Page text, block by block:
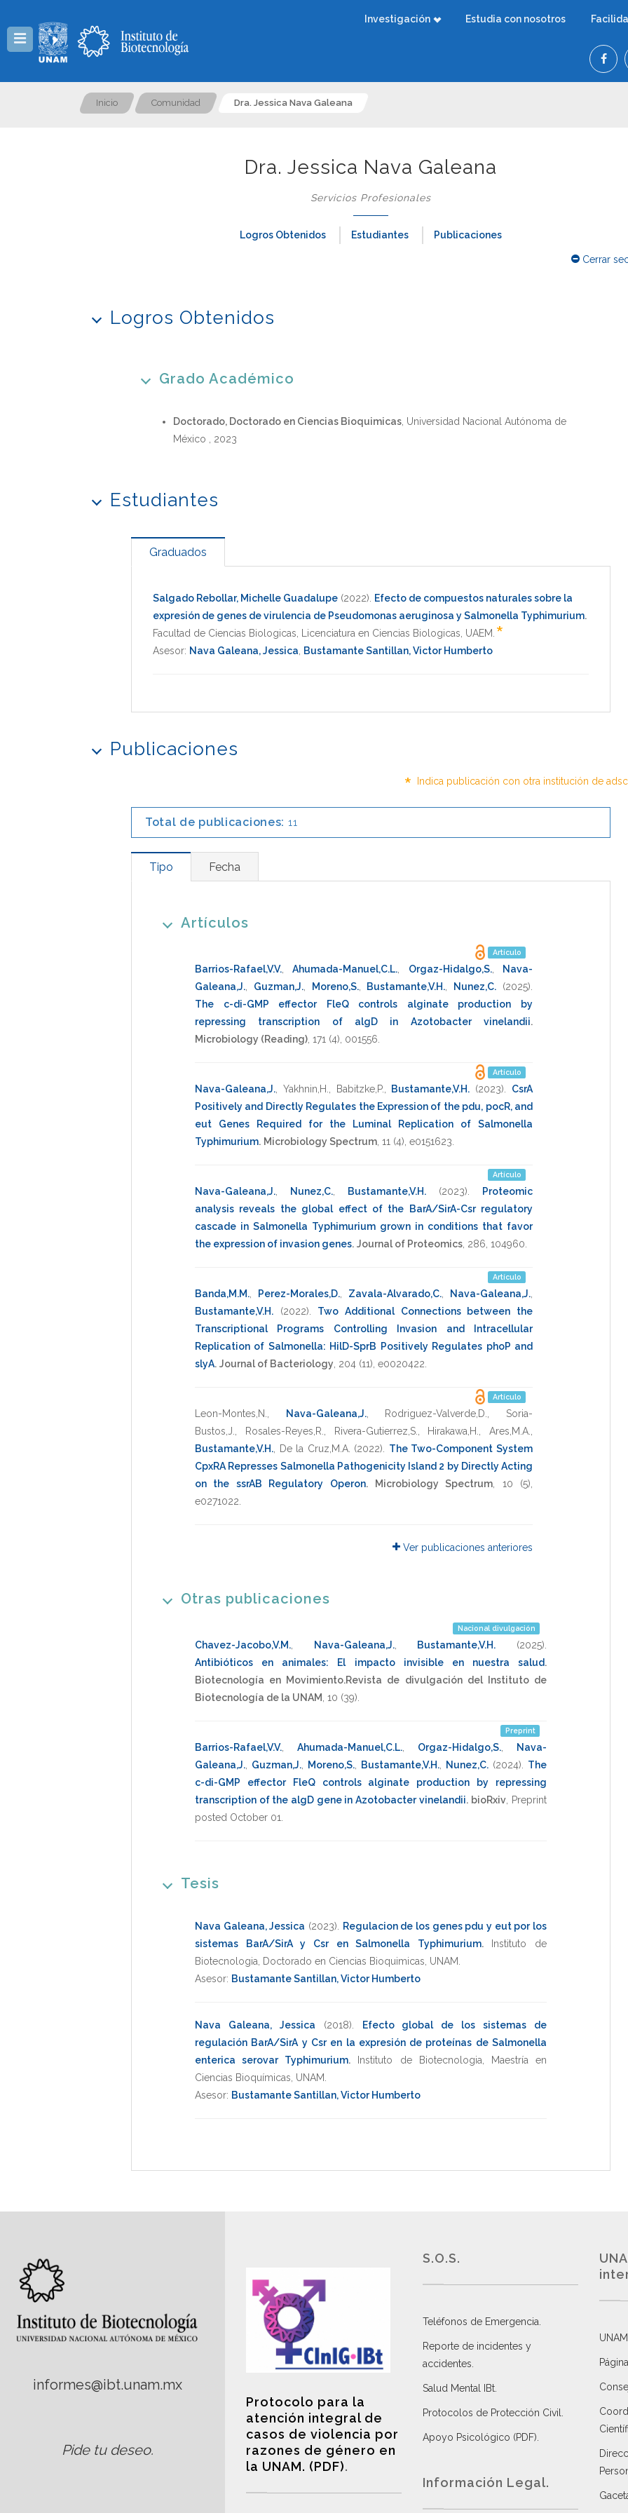
Investigación Estudia con nosotros
Inicio Comunidad Dra. Jessica Nava Galeana
Dra. Jessica Nava Galeana
Servicios Profesionales
Logros Obtenidos Estudiantes Publicaciones
Cerrar
Logros Obtenidos
Grado Académico
Doctorado, Doctorado en Ciencias Bioquimicas , Universidad Nacional Autónoma de
México , 2023
Estudiantes
Graduados
Salgado Rebollar, Michelle Guadalupe (2022)
Efecto de compuestos naturales sobre la
expresión de genes de virulencia de Pseudomonas aeruginosa y Salmonella Typhimurium.
Facultad de Ciencias Biologicas
Licenciatura en Ciencias Biologicas UAEM *
Asesor: Nava Galeana, Jessica Bustamante Santillan, Victor Humberto
Publicaciones
* Indica publicación con otra institución de
Total de publicaciones: 11
Tipo Fecha
Artículos
Artículo
Barrios-Rafael,V.V. ,Ahumada-Manuel,C.L. Orgaz-Hidalgo,S.,
Nava-
Galeana,J.
Guzman,J., Moreno,S., Bustamante,V.H. Nunez,C. (2025)
The c-di-GMP effector FleQ controls alginate production by
repressing transcription of algD in Azotobacter vinelandii.
Microbiology (Reading) 171 (4), 001556
Artículo
Nava-Galeana,J. Yakhnin,H. Babitzke,P. Bustamante,V.H. (2023)
CsrA
Positively and Directly Regulates the Expression of the pdu, pocR, and
eut Genes Required for the Luminal Replication of Salmonella
Typhimurium. Microbiology Spectrum 11 (4), e0151623
Artículo
Nava-Galeana,J. Nunez,C. Bustamante,V.H. (2023)
Proteomic
analysis reveals the global effect of the BarA/SirA-Csr regulatory
cascade in Salmonella Typhimurium grown in conditions that favor
the expression of invasion genes. Journal of Proteomics 286 104960
Artículo
Banda,M.M. Perez-Morales,D. Zavala-Alvarado,C. Nava-Galeana,J.
Bustamante,V.H.
(2022)
Two Additional Connections between the
Transcriptional Programs Controlling Invasion and Intracellular
Replication of Salmonella: HilD-SprB Positively Regulates phoP and
slyA. Journal of Bacteriology 204 (11), e0020422
Artículo
Leon-Montes,N. Nava-Galeana,J., Rodriguez-Valverde,D.
Soria-
Bustos,J.
Rosales-Reyes,R. Rivera-Gutierrez,S. Hirakawa,H. Ares,M.A.
Bustamante,V.H.
De la Cruz,M.A. (2022)
The Two-Component System
CpxRA Represses Salmonella Pathogenicity Island 2 by Directly Acting
on the ssrAB Regulatory Operon. Microbiology Spectrum 10 (5),
e0271022
Ver publicaciones anteriores
Otras publicaciones
Nacional divulgación
Chavez-Jacobo,V.M. Nava-Galeana,J., Bustamante,V.H. (2025)
Antibióticos en animales: El impacto invisible en nuestra salud.
Biotecnología en Movimiento.Revista de divulgación del Instituto de
Biotecnología de la UNAM 10 (39).
Preprint
Barrios-Rafael,V.V. Ahumada-Manuel,C.L. Orgaz-Hidalgo,S.
Nava-
Galeana,J.
Guzman,J. Moreno,S. Bustamante,V.H. Nunez,C. (2024)
The
c-di-GMP effector FleQ controls alginate production by repressing
transcription of the algD gene in Azotobacter vinelandii. bioRxiv
Preprint
posted October 01
Tesis
Nava Galeana, Jessica (2023)
Regulacion de los genes pdu y eut por los
sistemas BarA/SirA y Csr en Salmonella Typhimurium.
Instituto de
Biotecnologia
Doctorado en Ciencias Bioquimicas UNAM
Asesor: Bustamante Santillan, Victor Humberto
Nava Galeana, Jessica (2018)
Efecto global de los sistemas de
regulación BarA/SirA y Csr en la expresión de proteínas de Salmonella
enterica serovar Typhimurium. Instituto de Biotecnologia
Maestría en
Ciencias Bioquímicas UNAM
Asesor: Bustamante Santillan, Victor Humberto
informes@ibt.unam.mx
Pide tu deseo.
Protocolo para la
atención integral de
casos de violencia por
razones de género en
la UNAM. (PDF).
S.O.S.
Teléfonos de Emergencia.
Reporte de incidentes y
accidentes
Salud Mental IBt
Protocolos de Protección Civil
Apoyo Psicológico (PDF)
Información Legal.
UNAM